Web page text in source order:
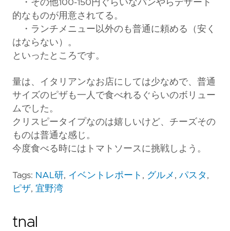
・その他100-150円ぐらいなパンやらデザート
的なものが用意されてる。
・ランチメニュー以外のも普通に頼める（安く
はならない）。
といったところです。
量は、イタリアンなお店にしては少なめで、普通
サイズのピザも一人で食べれるぐらいのボリュー
ムでした。
クリスピータイプなのは嬉しいけど、チーズその
ものは普通な感じ。
今度食べる時にはトマトソースに挑戦しよう。
Tags: NAL研, イベントレポート , グルメ , パスタ ,
ピザ, 宜野湾
tnal